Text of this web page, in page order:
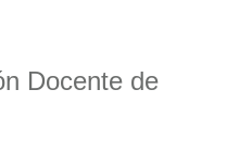
Docente de